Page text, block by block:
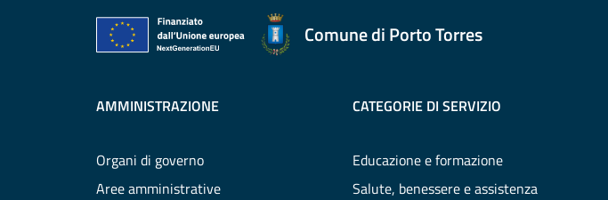
Comune di Porto Torres
AMMINISTRAZIONE
Organi di governo
Aree amministrative
CATEGORIE DI SERVIZIO
Educazione e formazione
Salute, benessere e assistenza